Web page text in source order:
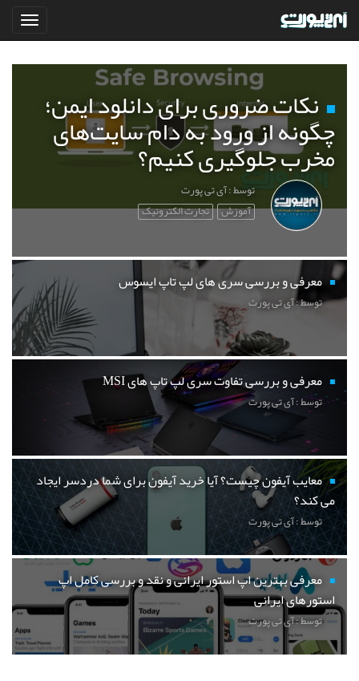
نکات ضروری برای دانلود ایمن؛
چگونه از ورود به دام سایت‌های
مخرب جلوگیری کنیم؟
توسط : آی تی پورت
آموزش تجارت الکترونیک
معرفی و بررسی سری های لپ تاپ ایسوس
توسط : آی تی پورت
معرفی و بررسی تفاوت سری لپ تاپ های MSI
توسط : آی تی پورت
معایب آیفون چیست؟ آیا خرید آیفون برای شما دردسر ایجاد
می کند؟
توسط : آی تی پورت
معرفی بهترین اپ استور ایرانی و نقد و بررسی کامل اپ
استورهای ایرانی
توسط : آی تی پورت